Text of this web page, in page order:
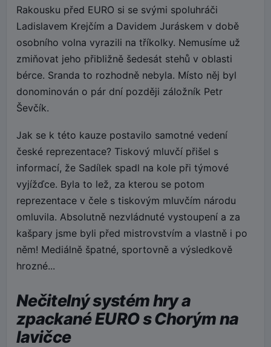
Rakousku před EURO si se svými spoluhráči
Ladislavem Krejčím a Davidem Juráskem v době
osobního volna vyrazili na tříkolky. Nemusíme už
zmiňovat jeho přibližně šedesát stehů v oblasti
bérce. Sranda to rozhodně nebyla. Místo něj byl
donominován o pár dní později záložník Petr
Ševčík.
Jak se k této kauze postavilo samotné vedení
české reprezentace? Tiskový mluvčí přišel s
informací, že Sadílek spadl na kole při týmové
vyjížďce. Byla to lež, za kterou se potom
reprezentace v čele s tiskovým mluvčím národu
omluvila. Absolutně nezvládnuté vystoupení a za
kašpary jsme byli před mistrovstvím a vlastně i po
něm! Mediálně špatné, sportovně a výsledkově
hrozné...
Nečitelný systém hry a
zpackané EURO s Chorým na
lavičce